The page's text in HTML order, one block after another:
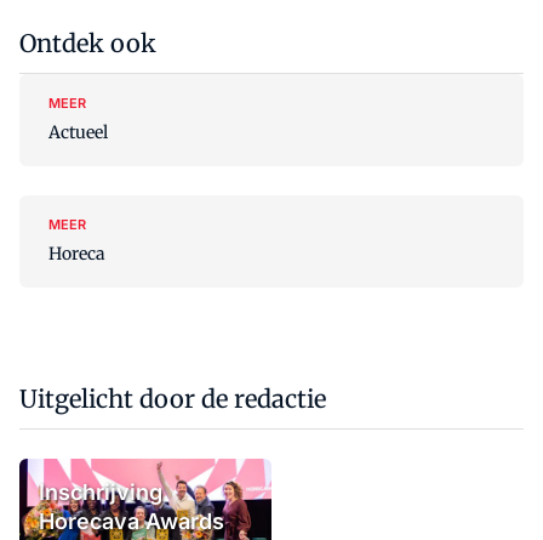
Ontdek ook
MEER
Actueel
MEER
Horeca
Uitgelicht door de redactie
Inschrijving
Horecava Awards